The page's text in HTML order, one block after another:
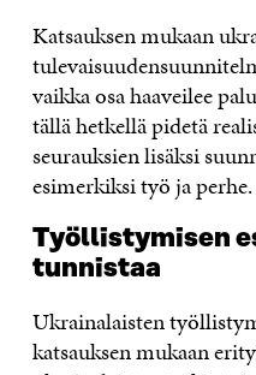
Katsauksen mukaan
vaikka osa haaveilee
tällä hetkellä pidetä
seurauksien lisäksi
esimerkiksi työ ja perhe.
Työllistymisen
tunnistaa
Ukrainalaisten
katsauksen mukaan